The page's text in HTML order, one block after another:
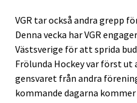
VGR tar också andra grepp
Denna vecka har VGR
Västsverige för att sprida
Frölunda Hockey var först
gensvaret från andra
kommande dagarna